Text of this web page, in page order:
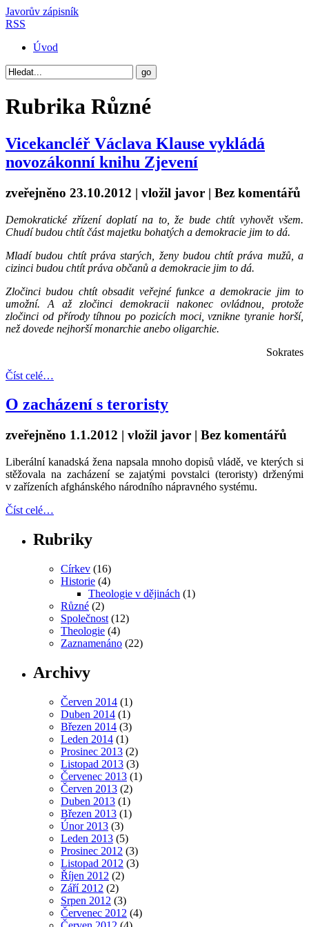
Javorův zápisník
RSS
Úvod
Rubrika Různé
Vicekancléř Václava Klause vykládá
novozákonní knihu Zjevení
zveřejněno 23.10.2012 | vložil javor | Bez komentářů
Demokratické zřízení doplatí na to, že bude chtít vyhovět všem.
Chudí budou chtít část majetku bohatých a demokracie jim to dá.
Mladí budou chtít práva starých, ženy budou chtít práva mužů, a
cizinci budou chtít práva občanů a demokracie jim to dá.
Zločinci budou chtít obsadit veřejné funkce a demokracie jim to
umožní. A až zločinci demokracii nakonec ovládnou, protože
zločinci od přírody tíhnou po pozicích moci, vznikne tyranie horší,
než dovede nejhorší monarchie anebo oligarchie.
Sokrates
Číst celé…
O zacházení s teroristy
zveřejněno 1.1.2012 | vložil javor | Bez komentářů
Liberální kanadská žena napsala mnoho dopisů vládě, ve kterých si
stěžovala na zacházení se zajatými povstalci (teroristy) drženými
v zařízeních afghánského národního nápravného systému.
Číst celé…
Rubriky
Církev (16)
Historie (4)
Theologie v dějinách (1)
Různé (2)
Společnost (12)
Theologie (4)
Zaznamenáno (22)
Archivy
Červen 2014 (1)
Duben 2014 (1)
Březen 2014 (3)
Leden 2014 (1)
Prosinec 2013 (2)
Listopad 2013 (3)
Červenec 2013 (1)
Červen 2013 (2)
Duben 2013 (1)
Březen 2013 (1)
Únor 2013 (3)
Leden 2013 (5)
Prosinec 2012 (3)
Listopad 2012 (3)
Říjen 2012 (2)
Září 2012 (2)
Srpen 2012 (3)
Červenec 2012 (4)